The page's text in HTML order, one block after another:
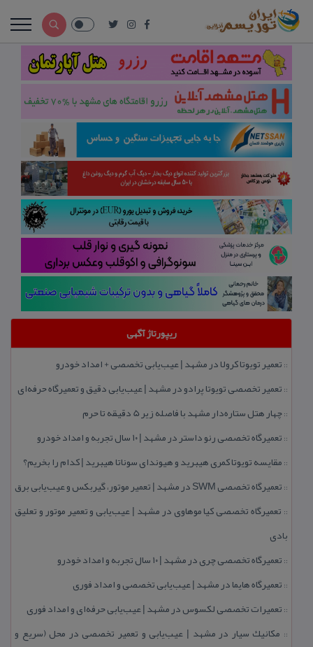
ریپورتاژ آگهی
:: تعمیر تویوتا كرولا در مشهد | عیب‌یابی تخصصی + امداد خودرو
:: تعمیر تخصصی تویوتا پرادو در مشهد | عیب‌یابی دقیق و تعمیرگاه حرفه‌ای
::چهار هتل‌ ستاره‌دار مشهد با فاصله زیر 5 دقیقه تا حرم
:: تعمیرگاه تخصصی رنو داستر در مشهد | ۱۰ سال تجربه و امداد خودرو
:: مقایسه تویوتا كمری هیبرید و هیوندای سوناتا هیبرید | كدام را بخریم؟
:: تعمیرگاه تخصصی SWM در مشهد | تعمیر موتور، گیربكس و عیب‌یابی برق
:: تعمیرگاه تخصصی كیا موهاوی در مشهد | عیب‌یابی و تعمیر موتور و تعلیق
بادی
:: تعمیرگاه تخصصی چری در مشهد | ۱۰ سال تجربه و امداد خودرو
:: تعمیرگاه هایما در مشهد | عیب‌یابی تخصصی و امداد فوری
:: تعمیرات تخصصی لكسوس در مشهد | عیب‌یابی حرفه‌ای و امداد فوری
:: مكانیك سیار در مشهد | عیب‌یابی و تعمیر تخصصی در محل (سریع و